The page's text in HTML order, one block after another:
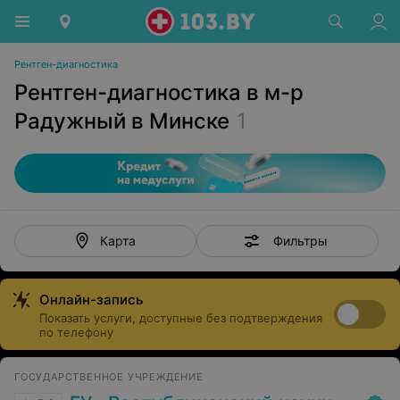
Рентген-диагностика
Рентген-диагностика в м-р
Радужный в Минске 1
Карта Фильтры
Онлайн-запись
Показать услуги, доступные без подтверждения
по телефону
ГОСУДАРСТВЕННОЕ УЧРЕЖДЕНИЕ